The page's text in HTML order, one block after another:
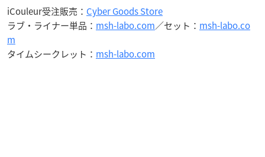
iCouleur受注販売： Cyber Goods Store
ラブ・ライナー単品： msh-labo.com／セット： msh-labo.co
m
タイムシークレット： msh-labo.com